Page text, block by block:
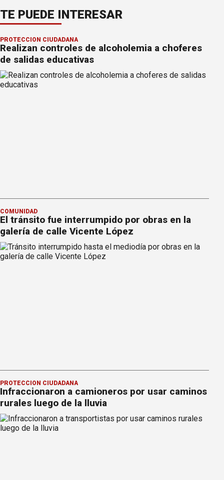
TE PUEDE INTERESAR
PROTECCIÓN CIUDADANA
Realizan controles de alcoholemia a choferes
de salidas educativas
COMUNIDAD
El tránsito fue interrumpido por obras en la
galería de calle Vicente López
PROTECCIÓN CIUDADANA
Infraccionaron a camioneros por usar caminos
rurales luego de la lluvia